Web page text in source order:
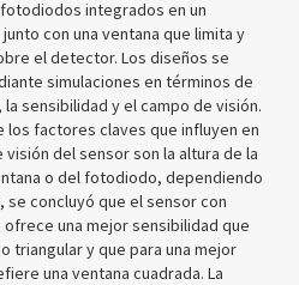
integrados en un
con una ventana que limita y
el detector. Los diseños se
simulaciones en términos de
sensibilidad y el campo de visión.
los factores claves que influyen en
del sensor son la altura de la
o del fotodiodo, dependiendo
se concluyó que el sensor con
una mejor sensibilidad que
triangular y que para una mejor
una ventana cuadrada. La